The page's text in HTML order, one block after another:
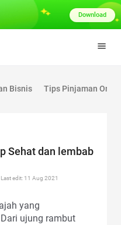
Bisnis Tips Pinjaman
Sehat dan lembab
edit: 11 Aug 2021
yang
ujung rambut
Download